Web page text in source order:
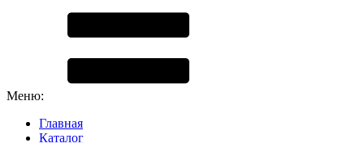
Меню:
Главная
Каталог